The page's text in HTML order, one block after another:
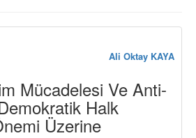
Ali Oktay KAYA
Mücadelesi Ve Anti-
Halk
Üzerine